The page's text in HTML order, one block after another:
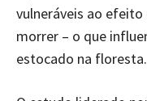
vulneráveis ao efeito
morrer – o que
estocado na floresta.